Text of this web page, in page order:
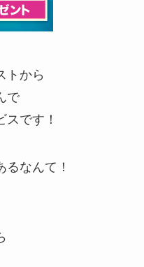
トから
で
です！
なんて！